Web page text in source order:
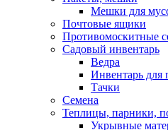
Мешки для
Почтовые ящики
Противомоскитные
Садовый инвентарь
Ведра
Инвентарь для
Тачки
Семена
Теплицы, парники,
Укрывные